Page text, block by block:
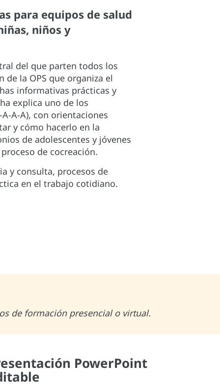
para equipos de salud
niños y
del que parten todos los
de la OPS que organiza el
informativas prácticas y
explica uno de los
A-A), con orientaciones
y cómo hacerlo en la
de adolescentes y jóvenes
de cocreación.
y consulta, procesos de
en el trabajo cotidiano.
de formación presencial o virtual.
PowerPoint